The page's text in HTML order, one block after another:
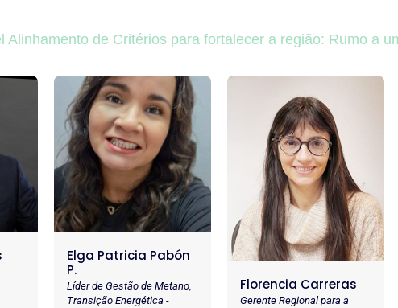
Alinhamento de Critérios para fortalecer a região: Rumo a
Elga Patricia Pabón
P.
Líder de Gestão de Metano,
Transição Energética -
Florencia Carreras
Gerente Regional para a